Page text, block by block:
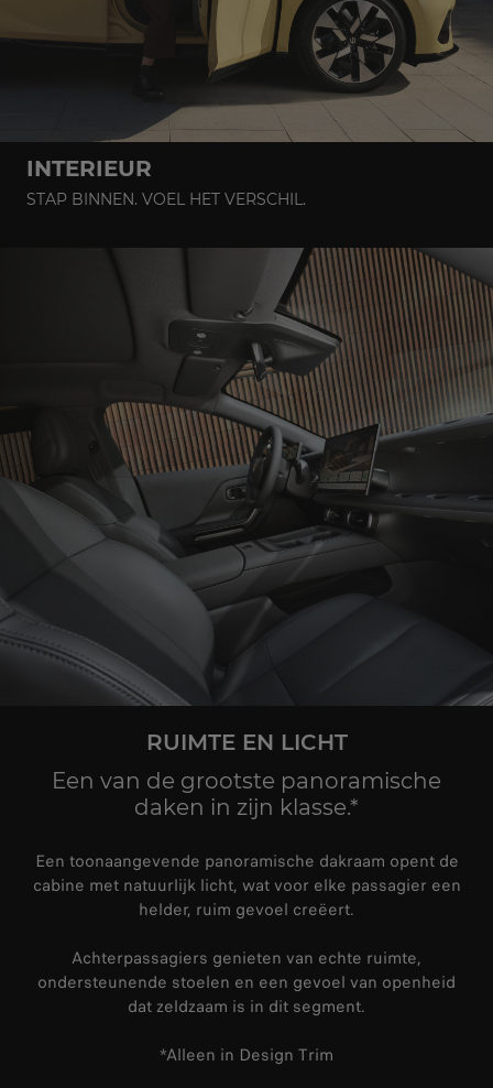
INTERIEUR
STAP BINNEN. VOEL HET VERSCHIL.
RUIMTE EN LICHT
Een van de grootste panoramische
daken in zijn klasse.*
Een toonaangevende panoramische dakraam opent de
cabine met natuurlijk licht, wat voor elke passagier een
helder, ruim gevoel creëert.
Achterpassagiers genieten van echte ruimte,
ondersteunende stoelen en een gevoel van openheid
dat zeldzaam is in dit segment.
*Alleen in Design Trim